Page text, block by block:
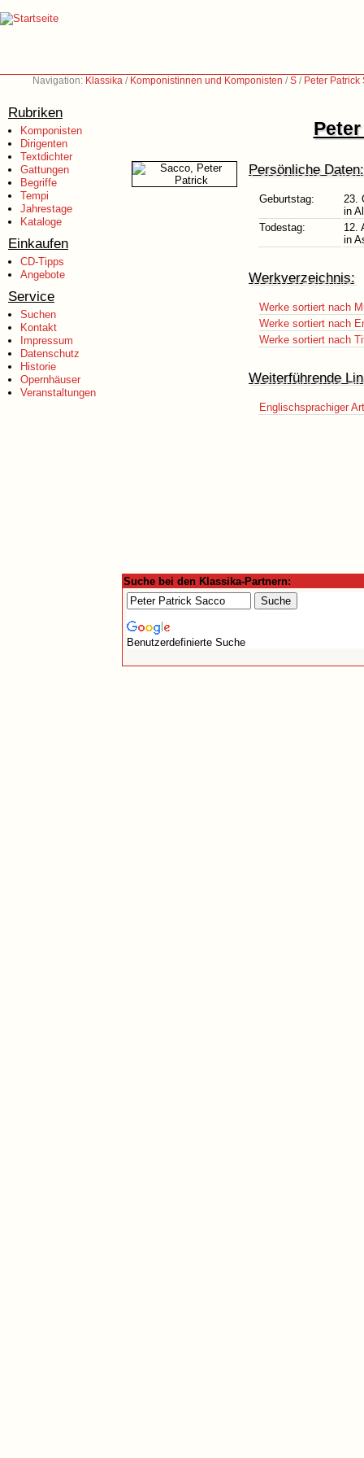
Navigation: Klassika / Komponistinnen und Komponisten /S / Peter
Rubriken
Komponisten
Dirigenten
Textdichter
Gattungen
Begriffe
Tempi
Jahrestage
Kataloge
Einkaufen
CD-Tipps
Angebote
Service
Suchen
Kontakt
Impressum
Datenschutz
Historie
Opernhäuser
Veranstaltungen
Persönliche Daten:
Geburtstag:
23.
in
Todestag:
12.
in
Werkverzeichnis:
Werke sortiert nach
Werke sortiert nach
Werke sortiert nach
Weiterführende
Englischsprachiger
Suche bei den Klassika-Partnern:
Benutzerdefinierte Suche